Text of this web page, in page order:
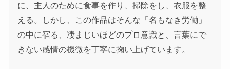
に、主人のために食事を作り、掃除をし、衣服を整
える。しかし、この作品はそんな「名もなき労働」
の中に宿る、凄まじいほどのプロ意識と、言葉にで
きない感情の機微を丁寧に掬い上げています。